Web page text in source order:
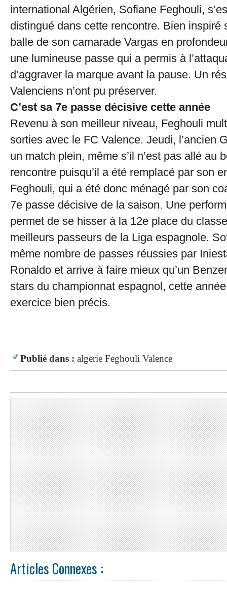
international Algérien, Sofiane Feghouli,
distingué dans cette rencontre. Bien inspiré
balle de son camarade Vargas en
une lumineuse passe qui a permis à
d’aggraver la marque avant la pause. Un
Valenciens n’ont pu préserver.
C’est sa 7e passe décisive cette année
Revenu à son meilleur niveau, Feghouli
sorties avec le FC Valence. Jeudi, l’ancien
un match plein, même s’il n’est pas allé au
rencontre puisqu’il a été remplacé par son
Feghouli, qui a été donc ménagé par son
7e passe décisive de la saison. Une
permet de se hisser à la 12e place du
meilleurs passeurs de la Liga espagnole.
même nombre de passes réussies par
Ronaldo et arrive à faire mieux qu’un
stars du championnat espagnol, cette
exercice bien précis.
Publié dans : algerie Feghouli Valence
Articles Connexes :